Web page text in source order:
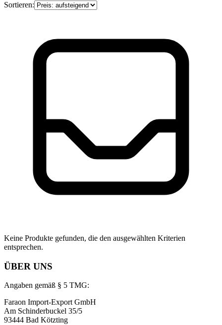
Sortieren:
Keine Produkte gefunden, die den ausgewählten Kriterien
entsprechen.
ÜBER UNS
Angaben gemäß § 5 TMG:
Faraon Import-Export GmbH
Am Schinderbuckel 35/5
93444 Bad Kötzting